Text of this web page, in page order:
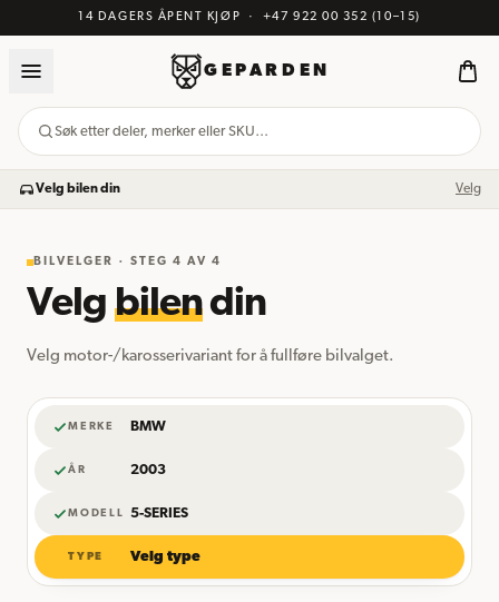
14 DAGERS ÅPENT KJØP · +47 922 00 352 (10–15)
GEPARDEN
Søk etter deler, merker eller SKU…
Velg bilen din Velg
BILVELGER · STEG 4 AV 4
Velg bilendin
Velg motor-/karosserivariant for å fullføre bilvalget.
MERKE BMW
ÅR 2003
MODELL 5-SERIES
TYPE Velg type